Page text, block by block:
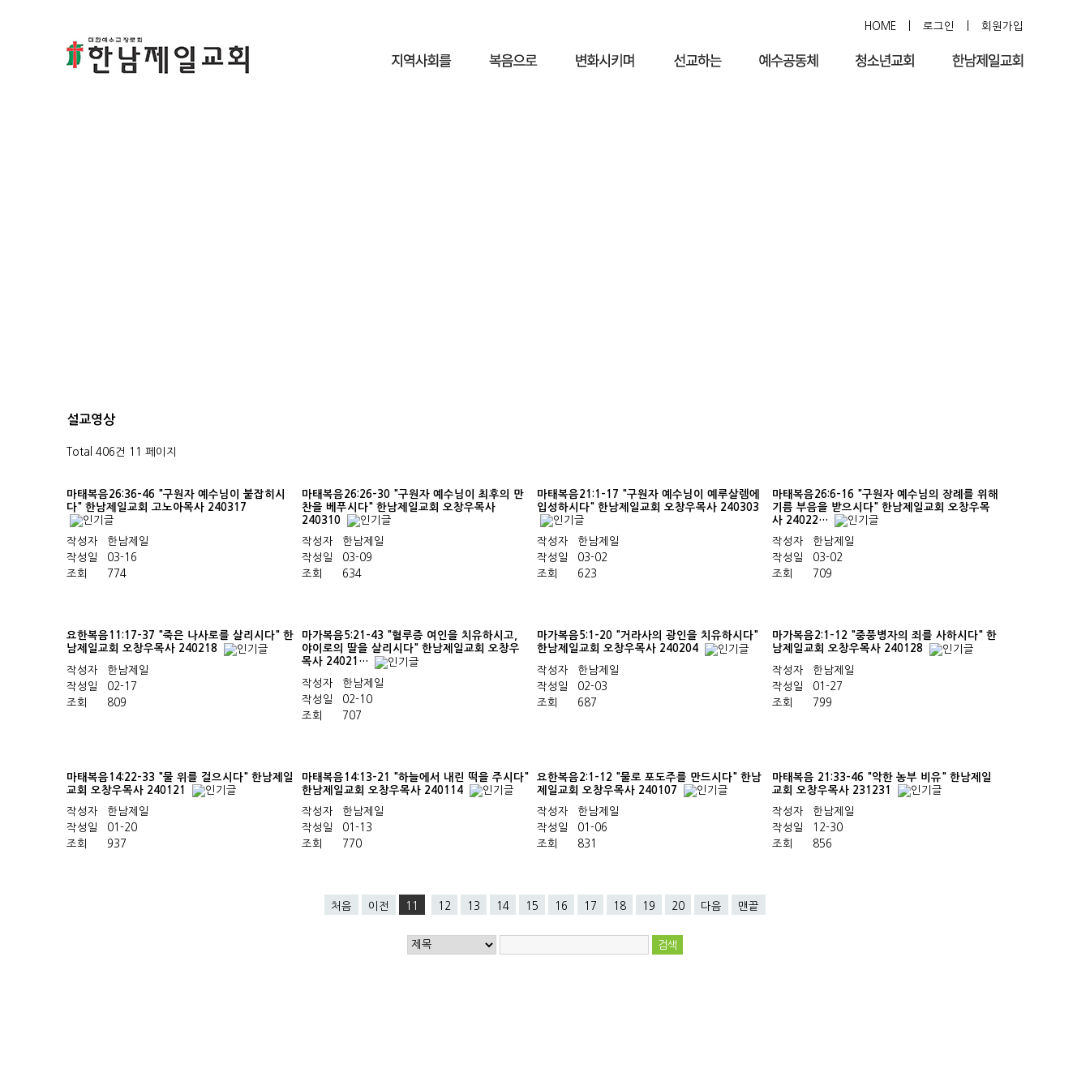
HOME 로그인 회원가입
설교영상
Total 406건 11 페이지
마태복음26:36-46 "구원자 예수님이 붙잡히시
다" 한남제일교회 고노아목사 240317
작성자
한남제일
작성일
03-16
조회
774
마태복음26:26-30 "구원자 예수님이 최후의 만
찬을 베푸시다" 한남제일교회 오창우목사
240310
작성자
한남제일
작성일
03-09
조회
634
마태복음21:1-17 "구원자 예수님이 예루살렘에
입성하시다" 한남제일교회 오창우목사 240303
작성자
한남제일
작성일
03-02
조회
623
마태복음26:6-16 "구원자 예수님의 장례를 위해
기름 부음을 받으시다" 한남제일교회 오창우목
사 24022…
작성자
한남제일
작성일
03-02
조회
709
요한복음11:17-37 "죽은 나사로를 살리시다" 한
남제일교회 오창우목사 240218
작성자
한남제일
작성일
02-17
조회
809
마가복음5:21-43 "혈루증 여인을 치유하시고,
야이로의 딸을 살리시다" 한남제일교회 오창우
목사 24021…
작성자
한남제일
작성일
02-10
조회
707
마가복음5:1-20 "거라사의 광인을 치유하시다"
한남제일교회 오창우목사 240204
작성자
한남제일
작성일
02-03
조회
687
마가복음2:1-12 "중풍병자의 죄를 사하시다" 한
남제일교회 오창우목사 240128
작성자
한남제일
작성일
01-27
조회
799
마태복음14:22-33 "물 위를 걸으시다" 한남제일
교회 오창우목사 240121
작성자
한남제일
작성일
01-20
조회
937
마태복음14:13-21 "하늘에서 내린 떡을 주시다"
한남제일교회 오창우목사 240114
작성자
한남제일
작성일
01-13
조회
770
요한복음2:1-12 "물로 포도주를 만드시다" 한남
제일교회 오창우목사 240107
작성자
한남제일
작성일
01-06
조회
831
마태복음 21:33-46 "악한 농부 비유" 한남제일
교회 오창우목사 231231
작성자
한남제일
작성일
12-30
조회
856
처음 이전 11 12 13 14 15 16 17 18 19 20 다음 맨끝